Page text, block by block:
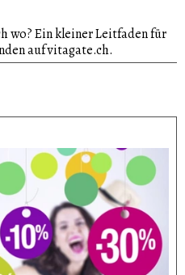
wo? Ein kleiner Leitfaden für
auf vitagate.ch.